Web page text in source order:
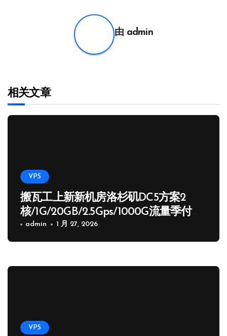
由 admin
相关文章
VPS
搬瓦工上新新机房洛杉矶DC5方案2
核/1G/20GB/2.5Gps/1000G流量季付
65.89 USD
admin 1 月 27, 2026
VPS